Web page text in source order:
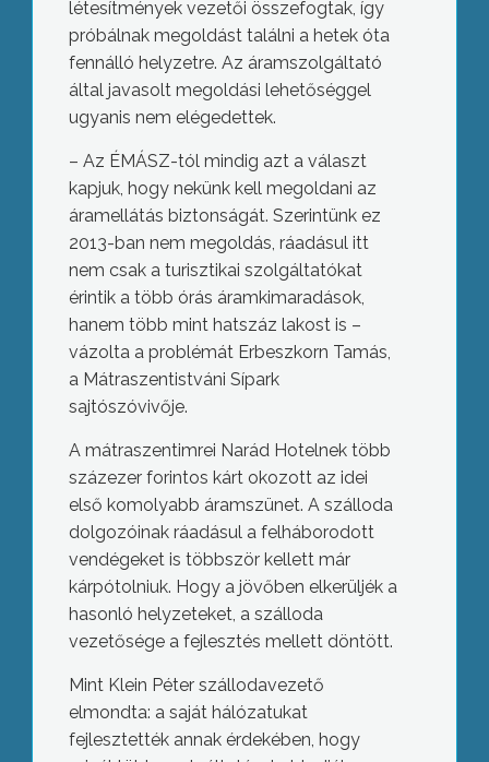
létesítmények vezetői összefogtak, így
próbálnak megoldást találni a hetek óta
fennálló helyzetre. Az áramszolgáltató
által javasolt megoldási lehetőséggel
ugyanis nem elégedettek.
– Az ÉMÁSZ-tól mindig azt a választ
kapjuk, hogy nekünk kell megoldani az
áramellátás biztonságát. Szerintünk ez
2013-ban nem megoldás, ráadásul itt
nem csak a turisztikai szolgáltatókat
érintik a több órás áramkimaradások,
hanem több mint hatszáz lakost is –
vázolta a problémát Erbeszkorn Tamás,
a Mátraszentistváni Sípark
sajtószóvivője.
A mátraszentimrei Narád Hotelnek több
százezer forintos kárt okozott az idei
első komolyabb áramszünet. A szálloda
dolgozóinak ráadásul a felháborodott
vendégeket is többször kellett már
kárpótolniuk. Hogy a jövőben elkerüljék a
hasonló helyzeteket, a szálloda
vezetősége a fejlesztés mellett döntött.
Mint Klein Péter szállodavezető
elmondta: a saját hálózatukat
fejlesztették annak érdekében, hogy